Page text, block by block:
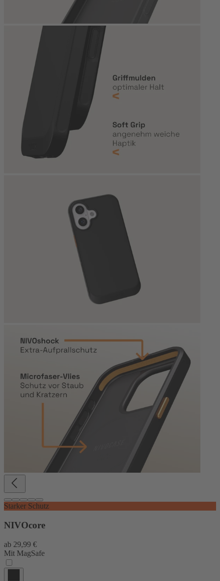
Starker Schutz
NIVOcore
ab 29,99 €
Mit MagSafe